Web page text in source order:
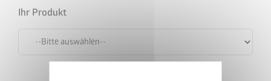
Ihr Produkt
cancel